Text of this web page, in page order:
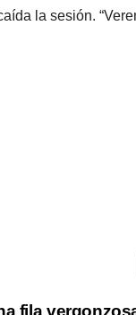
la sesión.
fila